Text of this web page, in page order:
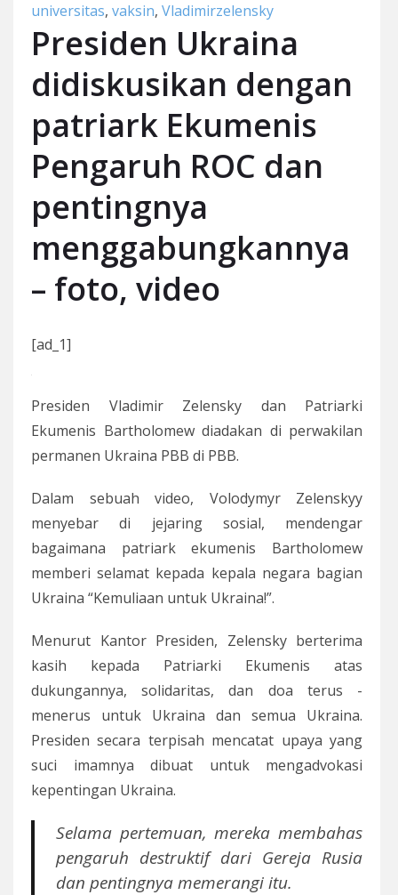
universitas, vaksin, Vladimirzelensky
Presiden Ukraina
didiskusikan dengan
patriark Ekumenis
Pengaruh ROC dan
pentingnya
menggabungkannya
– foto, video
[ad_1]
Presiden Vladimir Zelensky dan Patriarki
Ekumenis Bartholomew diadakan di perwakilan
permanen Ukraina PBB di PBB.
Dalam sebuah video, Volodymyr Zelenskyy
menyebar di jejaring sosial, mendengar
bagaimana patriark ekumenis Bartholomew
memberi selamat kepada kepala negara bagian
Ukraina “Kemuliaan untuk Ukraina!”.
Menurut Kantor Presiden, Zelensky berterima
kasih kepada Patriarki Ekumenis atas
dukungannya, solidaritas, dan doa terus -
menerus untuk Ukraina dan semua Ukraina.
Presiden secara terpisah mencatat upaya yang
suci imamnya dibuat untuk mengadvokasi
kepentingan Ukraina.
Selama pertemuan, mereka membahas
pengaruh destruktif dari Gereja Rusia
dan pentingnya memerangi itu.